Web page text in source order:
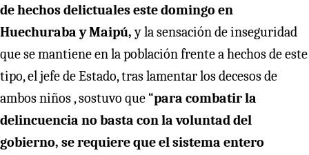
de hechos delictuales este domingo en
Huechuraba y Maipú,y la sensación de inseguridad
que se mantiene en la población frente a hechos de este
tipo, el jefe de Estado, tras lamentar los decesos de
ambos niños , sostuvo que “para combatir la
delincuencia no basta con la voluntad del
gobierno, se requiere que el sistema entero